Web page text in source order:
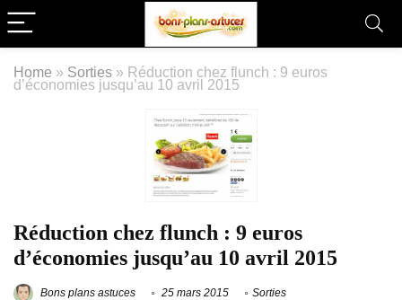
Home » Sorties » Réduction chez flunch : 9 euros
d’économies jusqu’au 10 avril 2015
Réduction chez flunch : 9 euros
d’économies jusqu’au 10 avril 2015
Bons plans astuces 25 mars 2015 Sorties